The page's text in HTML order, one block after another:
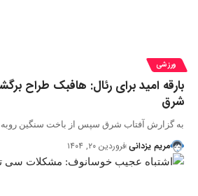
ورزشی
بارقه امید برای رئال: هافبک طراح
شرق
به گزارش آفتاب شرق سپس از باخت سنگین روبه
مریم یزدانی فروردین ۲۰, ۱۴۰۴